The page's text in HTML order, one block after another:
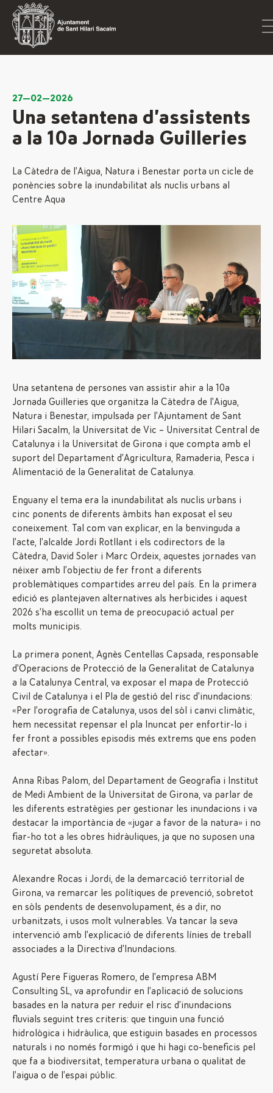
27—02—2026
Una setantena d’assistents
a la 10a Jornada Guilleries
La Càtedra de l’Aigua, Natura i Benestar porta un cicle de
ponències sobre la inundabilitat als nuclis urbans al
Centre Aqua
Una setantena de persones van assistir ahir a la 10a
Jornada Guilleries que organitza la Càtedra de l’Aigua,
Natura i Benestar, impulsada per l’Ajuntament de Sant
Hilari Sacalm, la Universitat de Vic – Universitat Central de
Catalunya i la Universitat de Girona i que compta amb el
suport del Departament d’Agricultura, Ramaderia, Pesca i
Alimentació de la Generalitat de Catalunya.
Enguany el tema era la inundabilitat als nuclis urbans i
cinc ponents de diferents àmbits han exposat el seu
coneixement. Tal com van explicar, en la benvinguda a
l’acte, l’alcalde Jordi Rotllant i els codirectors de la
Càtedra, David Soler i Marc Ordeix, aquestes jornades van
néixer amb l’objectiu de fer front a diferents
problemàtiques compartides arreu del país. En la primera
edició es plantejaven alternatives als herbicides i aquest
2026 s’ha escollit un tema de preocupació actual per
molts municipis.
La primera ponent, Agnès Centellas Capsada, responsable
d’Operacions de Protecció de la Generalitat de Catalunya
a la Catalunya Central, va exposar el mapa de Protecció
Civil de Catalunya i el Pla de gestió del risc d’inundacions:
«Per l’orografia de Catalunya, usos del sòl i canvi climàtic,
hem necessitat repensar el pla Inuncat per enfortir-lo i
fer front a possibles episodis més extrems que ens poden
afectar».
Anna Ribas Palom, del Departament de Geografia i Institut
de Medi Ambient de la Universitat de Girona, va parlar de
les diferents estratègies per gestionar les inundacions i va
destacar la importància de «jugar a favor de la natura» i no
fiar-ho tot a les obres hidràuliques, ja que no suposen una
seguretat absoluta.
Alexandre Rocas i Jordi, de la demarcació territorial de
Girona, va remarcar les polítiques de prevenció, sobretot
en sòls pendents de desenvolupament, és a dir, no
urbanitzats, i usos molt vulnerables. Va tancar la seva
intervenció amb l’explicació de diferents línies de treball
associades a la Directiva d’Inundacions.
Agustí Pere Figueras Romero, de l’empresa ABM
Consulting SL, va aprofundir en l’aplicació de solucions
basades en la natura per reduir el risc d’inundacions
fluvials seguint tres criteris: que tinguin una funció
hidrològica i hidràulica, que estiguin basades en processos
naturals i no només formigó i que hi hagi co-beneficis pel
que fa a biodiversitat, temperatura urbana o qualitat de
l’aigua o de l’espai públic.